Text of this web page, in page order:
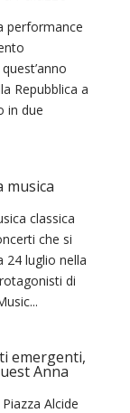
performance
Repubblica a
in due
musica
classica
che si
24 luglio nella
di
emergenti,
Anna
Alcide